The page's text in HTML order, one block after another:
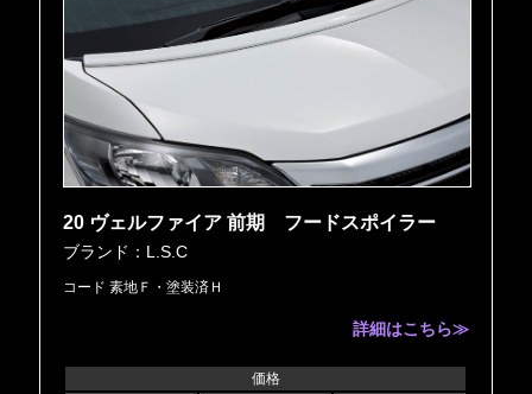
20 ヴェルファイア 前期 フードスポイラー
ブランド：L.S.C
コード 素地Ｆ・塗装済Ｈ
詳細はこちら≫
価格